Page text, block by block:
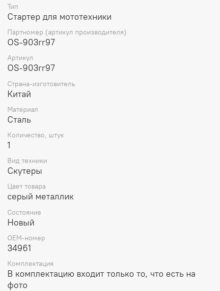
Тип
Стартер для мототехники
Партномер (артикул производителя)
OS-903rr97
Артикул
OS-903rr97
Страна-изготовитель
Китай
Материал
Сталь
Количество, штук
1
Вид техники
Скутеры
Цвет товара
серый металлик
Состояние
Новый
OEM-номер
34961
Комплектация
В комплектацию входит только то, что есть на
фото